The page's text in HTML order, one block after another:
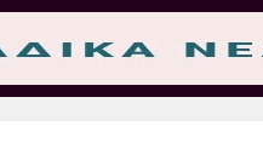
Εμπ. Σύλλογοι